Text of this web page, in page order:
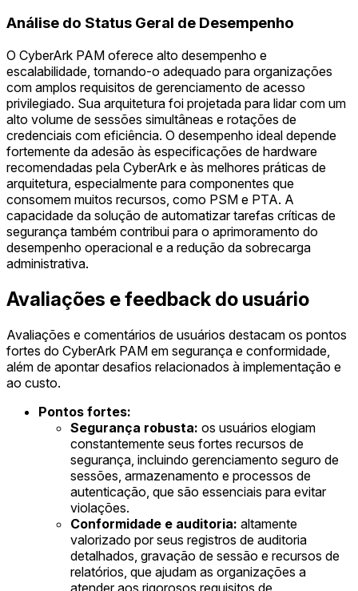
Análise do Status Geral de Desempenho
O CyberArk PAM oferece alto desempenho e
escalabilidade, tornando-o adequado para organizações
com amplos requisitos de gerenciamento de acesso
privilegiado. Sua arquitetura foi projetada para lidar com um
alto volume de sessões simultâneas e rotações de
credenciais com eficiência. O desempenho ideal depende
fortemente da adesão às especificações de hardware
recomendadas pela CyberArk e às melhores práticas de
arquitetura, especialmente para componentes que
consomem muitos recursos, como PSM e PTA. A
capacidade da solução de automatizar tarefas críticas de
segurança também contribui para o aprimoramento do
desempenho operacional e a redução da sobrecarga
administrativa.
Avaliações e feedback do usuário
Avaliações e comentários de usuários destacam os pontos
fortes do CyberArk PAM em segurança e conformidade,
além de apontar desafios relacionados à implementação e
ao custo.
Pontos fortes:
Segurança robusta: os usuários elogiam
constantemente seus fortes recursos de
segurança, incluindo gerenciamento seguro de
sessões, armazenamento e processos de
autenticação, que são essenciais para evitar
violações.
Conformidade e auditoria: altamente
valorizado por seus registros de auditoria
detalhados, gravação de sessão e recursos de
relatórios, que ajudam as organizações a
atender aos rigorosos requisitos de